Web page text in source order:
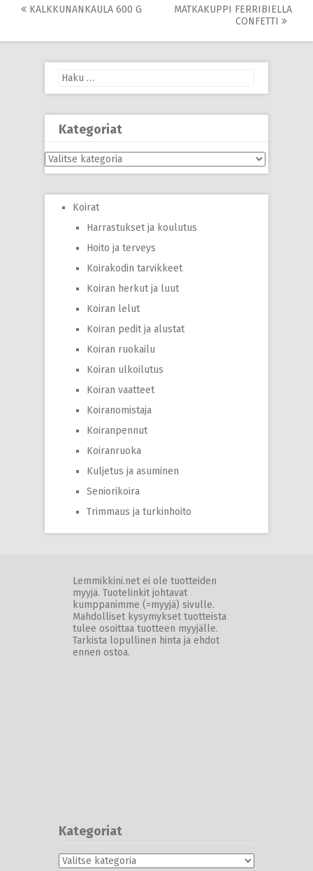
Post
KALKKUNANKAULA 600 G
MATKAKUPPI FERRIBIELLA
CONFETTI
Haku:
Kategoriat
Kategoriat
Koirat
Harrastukset ja koulutus
Hoito ja terveys
Koirakodin tarvikkeet
Koiran herkut ja luut
Koiran lelut
Koiran pedit ja alustat
Koiran ruokailu
Koiran ulkoilutus
Koiran vaatteet
Koiranomistaja
Koiranpennut
Koiranruoka
Kuljetus ja asuminen
Seniorikoira
Trimmaus ja turkinhoito
Lemmikkini.net ei ole tuotteiden
myyjä. Tuotelinkit johtavat
kumppanimme (=myyjä) sivulle.
Mahdolliset kysymykset tuotteista
tulee osoittaa tuotteen myyjälle.
Tarkista lopullinen hinta ja ehdot
ennen ostoa.
Kategoriat
Kategoriat